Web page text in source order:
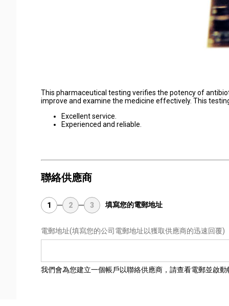
This pharmaceutical testing verifies the potency of
improve and examine the medicine effectively. This
Excellent service.
Experienced and reliable.
聯絡供應商
1 2 3 填寫您的電郵地址
電郵地址(填寫您的公司電郵地址以獲取供應商的迅速回覆)
我們會為您建立一個帳戶以聯絡供應商，請查看電郵並啟動